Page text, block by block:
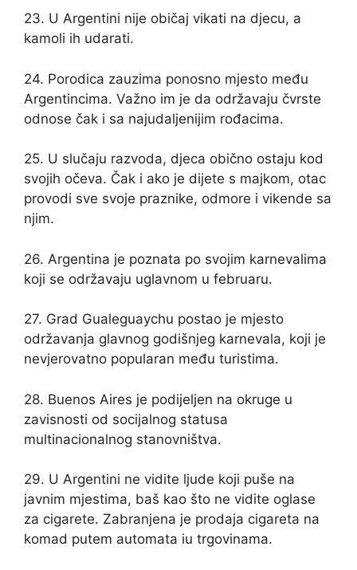
23. U Argentini nije običaj vikati na djecu, a
kamoli ih udarati.
24. Porodica zauzima ponosno mjesto među
Argentincima. Važno im je da održavaju čvrste
odnose čak i sa najudaljenijim rođacima.
25. U slučaju razvoda, djeca obično ostaju kod
svojih očeva. Čak i ako je dijete s majkom, otac
provodi sve svoje praznike, odmore i vikende sa
njim.
26. Argentina je poznata po svojim karnevalima
koji se održavaju uglavnom u februaru.
27. Grad Gualeguaychu postao je mjesto
održavanja glavnog godišnjeg karnevala, koji je
nevjerovatno popularan među turistima.
28. Buenos Aires je podijeljen na okruge u
zavisnosti od socijalnog statusa
multinacionalnog stanovništva.
29. U Argentini ne vidite ljude koji puše na
javnim mjestima, baš kao što ne vidite oglase
za cigarete. Zabranjena je prodaja cigareta na
komad putem automata iu trgovinama.